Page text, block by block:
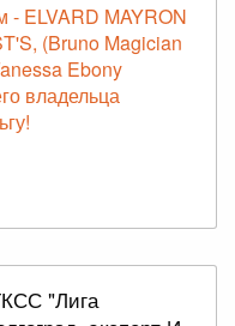
- ELVARD MAYRON
(Bruno Magician
Ebony
владельца
"Лига